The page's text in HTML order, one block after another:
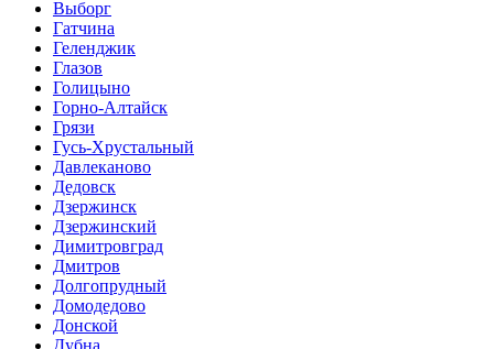
Выборг
Гатчина
Геленджик
Глазов
Голицыно
Горно-Алтайск
Грязи
Гусь-Хрустальный
Давлеканово
Дедовск
Дзержинск
Дзержинский
Димитровград
Дмитров
Долгопрудный
Домодедово
Донской
Дубна